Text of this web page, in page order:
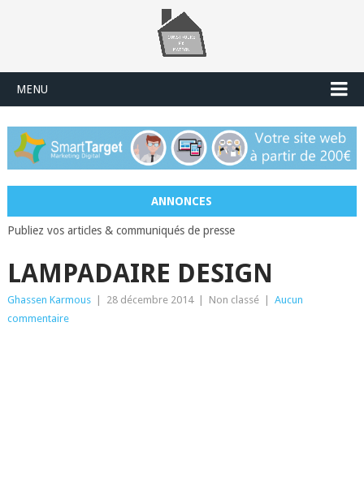
MENU
ANNONCES
Publiez vos articles & communiqués de presse
LAMPADAIRE DESIGN
Ghassen Karmous 28 décembre 2014 Non classé
Aucun
commentaire